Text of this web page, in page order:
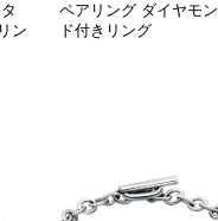
ン
ペアリング ダイヤモン
ド付きリング